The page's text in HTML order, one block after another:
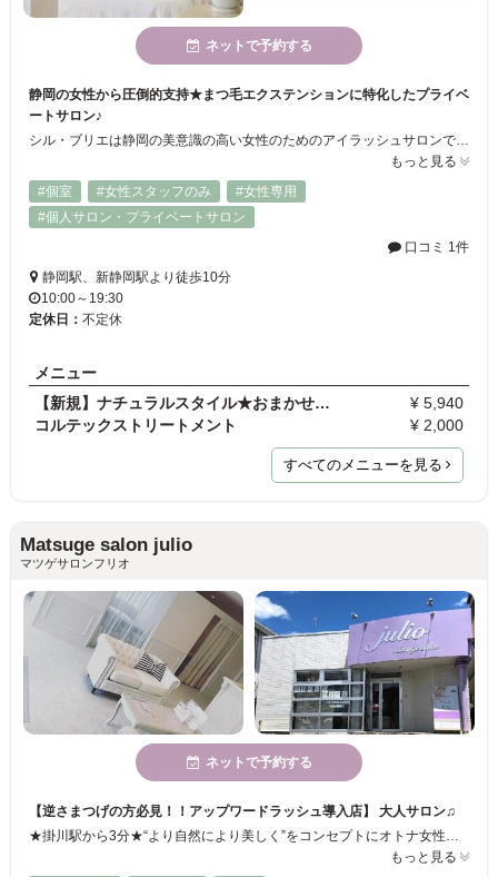
ネットで予約する
静岡の女性から圧倒的支持★まつ毛エクステンションに特化したプライベ
ートサロン♪
もっと見る
#個室
#女性スタッフのみ
#女性専用
#個人サロン・プライベートサロン
口コミ 1件
静岡駅、新静岡駅より徒歩10分
10:00～19:30
定休日： 不定休
メニュー
【新規】ナチュラルスタイル★おまかせプラン 上80本 …
¥ 5,940
コルテックストリートメント
¥ 2,000
すべてのメニューを見る
Matsuge salon julio
マツゲサロンフリオ
ネットで予約する
【逆さまつげの方必見！！アップワードラッシュ導入店】 大人サロン♫
もっと見る